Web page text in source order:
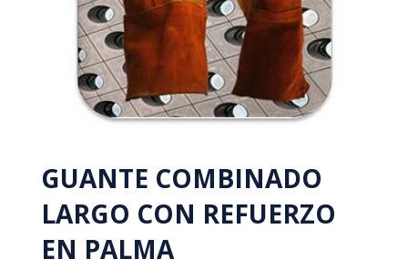
GUANTE COMBINADO
LARGO CON REFUERZO
EN PALMA